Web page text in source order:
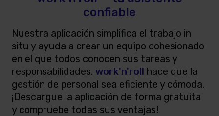
confiable
Nuestra aplicación simplifica el trabajo in
situ y ayuda a crear un equipo cohesionado
en el que todos conocen sus tareas y
responsabilidades. work'n'roll hace que la
gestión de personal sea eficiente y cómoda.
¡Descargue la aplicación de forma gratuita
y compruebe todas sus ventajas!